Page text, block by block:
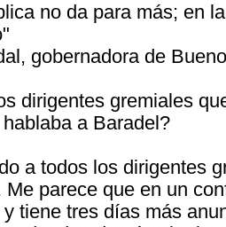
no da para más; en
gobernadora de
dirigentes gremiales
a Baradel?
a todos los dirigentes
parece que en un
tiene tres días más